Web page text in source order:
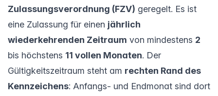
Zulassungsverordnung (FZV) geregelt. Es ist
eine Zulassung für einen jährlich
wiederkehrenden Zeitraum von mindestens 2
bis höchstens 11 vollen Monaten. Der
Gültigkeitszeitraum steht am rechten Rand des
Kennzeichens: Anfangs- und Endmonat sind dort